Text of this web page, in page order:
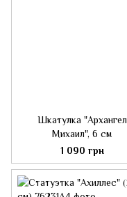
Шкатулка "Архангел
Михаил", 6 см
1 090 грн